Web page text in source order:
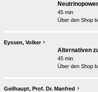
45 min
Über den Shop
Eyssen, Volker
Alternativen
45 min
Über den Shop
Geilhaupt, Prof. Dr. Manfred